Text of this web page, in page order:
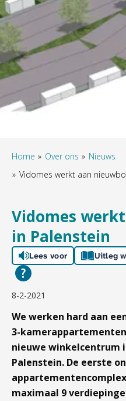
Home Over ons
Nieuws
Vidomes werkt aan
Vidomes
in Palenstein
Lees voor Uitleg
8-2-2021
We werken hard aan
3-
nieuwe winkelcentrum
Palenstein. De eerste
maximaal 9